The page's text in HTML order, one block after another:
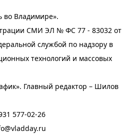
во Владимире».
СМИ ЭЛ № ФС 77 - 83032 от
службой по надзору в
технологий и массовых
Главный редактор – Шилов
577-02-26